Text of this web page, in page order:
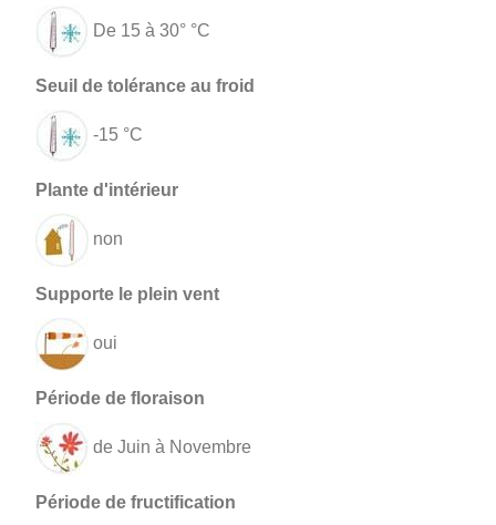
De 15 à 30° °C
-15 °C
non
oui
de Juin à Novembre